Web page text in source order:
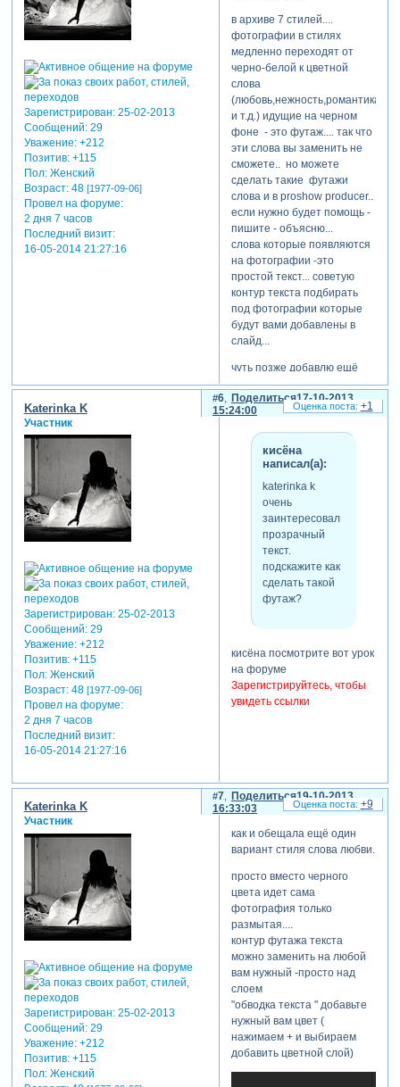
скрытый
текст:
скрытого текста
Зарегистрируйтесь,
зарегистрируйтесь
отредактировано katerinka k
(18-09-2013 12:58:08)
Зарегистрирован: 25-02-2013
Сообщений:29
Уважение: +212
Позитив: +115
Пол:Женский
Возраст:48 [1977-09-06]
Провел на форуме:
2 дня 7 часов
Последний визит:
16-05-2014 21:27:16
в архиве 7 стилей....
фотографии в стилях
медленно переходят от
черно-белой к цветной
слова
(любовь,нежность,романтика
и т.д.) идущие на черном
фоне - это футаж.... так что
эти слова вы заменить не
сможете.. но можете
сделать такие футажи
слова и в proshow producer..
если нужно будет помощь -
пишите - объясню...
слова которые появляются
на фотографии -это
простой текст... советую
контур текста подбирать
под фотографии которые
будут вами добавлены в
слайд...
чуть позже добавлю ещё
один вариант этих стилей
но не на черном фоне
буду... а на фоне размытой
основной фотографии...
скрытого текста
Зарегистрируйтесь,
чтобы увидеть
зарегистрируйтесь
Поделиться
6
17-10-2013
15:24:00
Katerinka K
Участник
Зарегистрирован: 25-02-2013
Сообщений:29
Уважение: +212
Позитив: +115
Пол:Женский
Возраст:48 [1977-09-06]
Провел на форуме:
2 дня 7 часов
Последний визит:
16-05-2014 21:27:16
кисёна
написал(а):
katerinka k
очень
заинтересовал
прозрачный
текст.
подскажите как
сделать такой
футаж?
кисёна посмотрите вот урок
на форуме
Зарегистрируйтесь, чтобы
увидеть ссылки
+1
Поделиться
7
19-10-2013
16:33:03
Katerinka K
Участник
Зарегистрирован: 25-02-2013
Сообщений:29
Уважение: +212
Позитив: +115
Пол:Женский
как и обещала ещё один
вариант стиля слова любви.
просто вместо черного
цвета идет сама
фотография только
размытая....
контур футажа текста
можно заменить на любой
вам нужный -просто над
слоем
"обводка текста " добавьте
нужный вам цвет (
нажимаем + и выбираем
добавить цветной слой)
+9